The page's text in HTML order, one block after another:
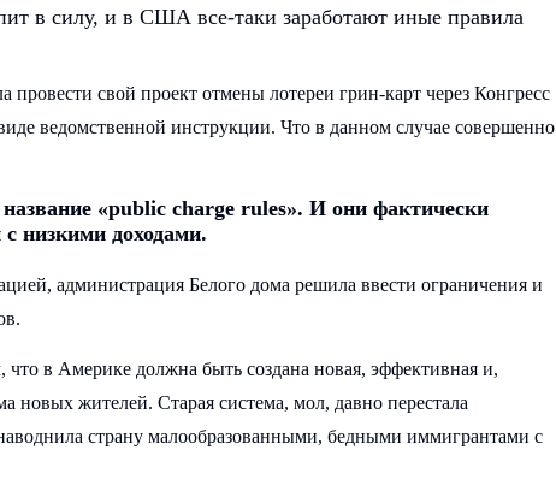
в силу, и в США все-таки заработают иные правила
провести свой проект отмены лотереи грин-карт через Конгресс
ведомственной инструкции. Что в данном случае совершенно
«public charge rules». И они фактически
низкими доходами.
администрация Белого дома решила ввести ограничения и
в Америке должна быть создана новая, эффективная и,
новых жителей. Старая система, мол, давно перестала
страну малообразованными, бедными иммигрантами с